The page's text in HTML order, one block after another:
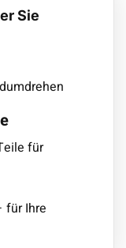
Sie
für
für Ihre